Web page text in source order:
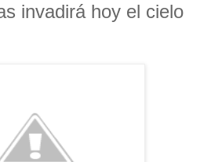
invadirá hoy el cielo